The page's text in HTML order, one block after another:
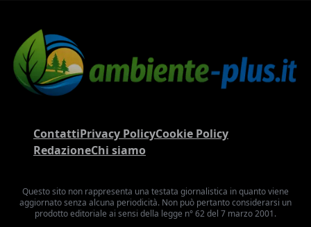
ContattiPrivacy PolicyCookie Policy
RedazioneChi siamo
Questo sito non rappresenta una testata giornalistica in quanto viene
aggiornato senza alcuna periodicità. Non può pertanto considerarsi un
prodotto editoriale ai sensi della legge n° 62 del 7 marzo 2001.